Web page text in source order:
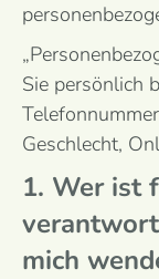
Sie persönlich
Geschlecht,
1. Wer ist
mich